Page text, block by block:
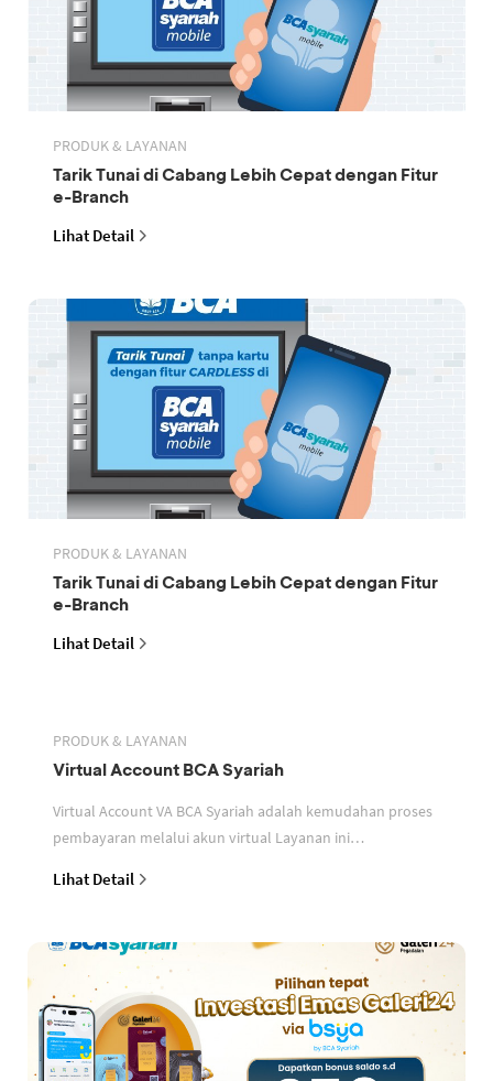
PRODUK & LAYANAN
Tarik Tunai di Cabang Lebih Cepat dengan Fitur
e-Branch
Lihat Detail
PRODUK & LAYANAN
Tarik Tunai di Cabang Lebih Cepat dengan Fitur
e-Branch
Lihat Detail
PRODUK & LAYANAN
Virtual Account BCA Syariah
Virtual Account VA BCA Syariah adalah kemudahan proses
pembayaran melalui akun virtual Layanan ini
setiap
Lihat Detail